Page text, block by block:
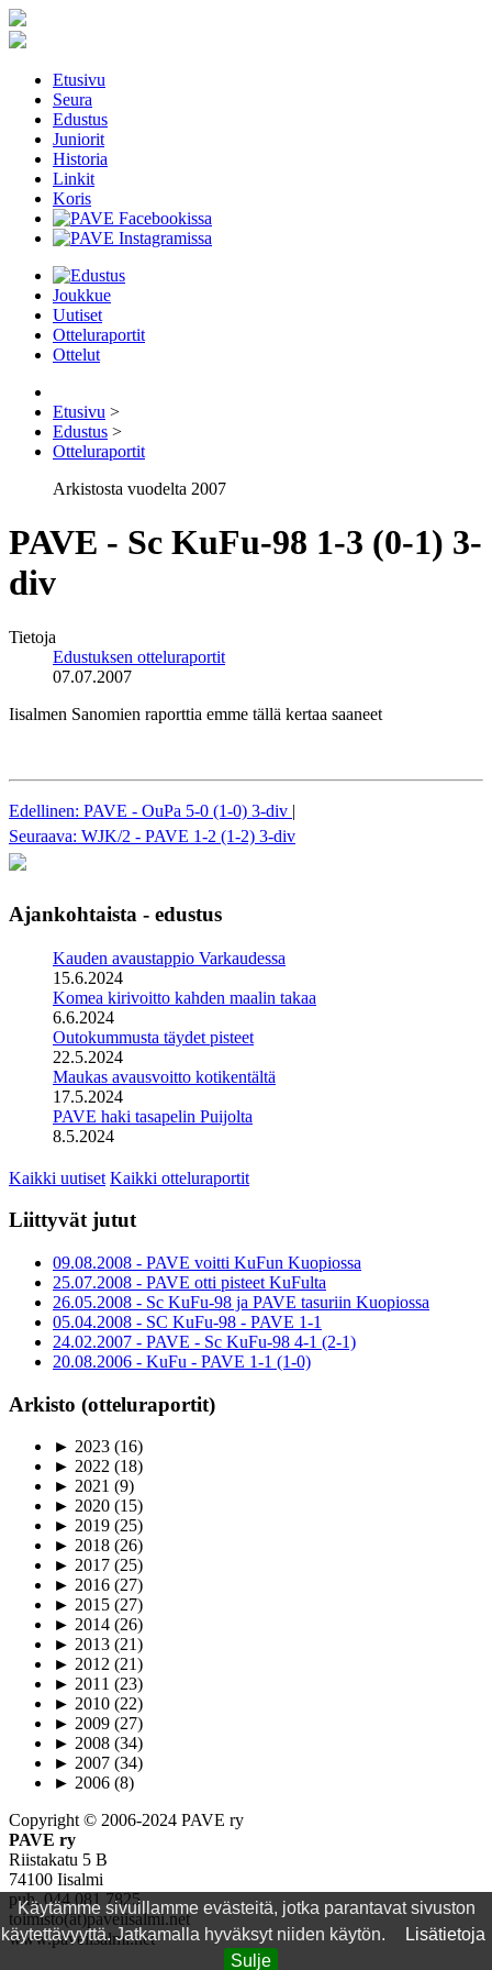
Etusivu
Seura
Edustus
Juniorit
Historia
Linkit
Koris
Joukkue
Uutiset
Otteluraportit
Ottelut
Etusivu >
Edustus >
Otteluraportit
Arkistosta vuodelta 2007
PAVE - Sc KuFu-98 1-3 (0-1) 3-
div
Tietoja
Edustuksen otteluraportit
07.07.2007
Iisalmen Sanomien raporttia emme tällä kertaa saaneet
Edellinen: PAVE - OuPa 5-0 (1-0) 3-div |
Seuraava: WJK/2 - PAVE 1-2 (1-2) 3-div
Ajankohtaista - edustus
Kauden avaustappio Varkaudessa
15.6.2024
Komea kirivoitto kahden maalin takaa
6.6.2024
Outokummusta täydet pisteet
22.5.2024
Maukas avausvoitto kotikentältä
17.5.2024
PAVE haki tasapelin Puijolta
8.5.2024
Kaikki uutiset Kaikki otteluraportit
Liittyvät jutut
09.08.2008 - PAVE voitti KuFun Kuopiossa
25.07.2008 - PAVE otti pisteet KuFulta
26.05.2008 - Sc KuFu-98 ja PAVE tasuriin Kuopiossa
05.04.2008 - SC KuFu-98 - PAVE 1-1
24.02.2007 - PAVE - Sc KuFu-98 4-1 (2-1)
20.08.2006 - KuFu - PAVE 1-1 (1-0)
Arkisto (otteluraportit)
► 2023 (16)
► 2022 (18)
► 2021 (9)
► 2020 (15)
► 2019 (25)
► 2018 (26)
► 2017 (25)
► 2016 (27)
► 2015 (27)
► 2014 (26)
► 2013 (21)
► 2012 (21)
► 2011 (23)
► 2010 (22)
► 2009 (27)
► 2008 (34)
► 2007 (34)
► 2006 (8)
Copyright © 2006-2024 PAVE ry
PAVE ry
Riistakatu 5 B
74100 Iisalmi
puh. 044 081 7825
toimisto(ät)paveiisalmi.net
www.paveiisalmi.net
Käytämme sivuillamme evästeitä, jotka parantavat sivuston
käytettävyyttä. Jatkamalla hyväksyt niiden käytön.
Lisätietoja
Sulje